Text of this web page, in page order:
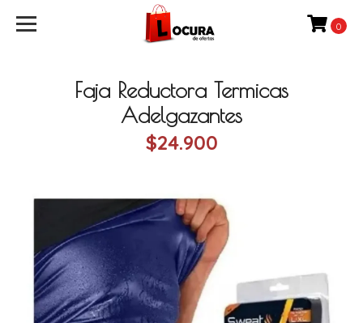
0
Faja Reductora Termicas
Adelgazantes
$24.900